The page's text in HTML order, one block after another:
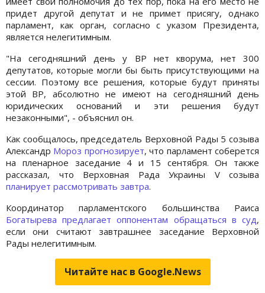
придет другой депутат и не примет присягу, однако
парламент, как орган, согласно с указом Президента,
является нелегитимным.
"На сегодняшний день у ВР нет кворума, нет 300
депутатов, которые могли бы быть присутствующими на
сессии. Поэтому все решения, которые будут приняты
этой ВР, абсолютно не имеют на сегодняшний день
юридических оснований и эти решения будут
незаконными", - объяснил он.
Как сообщалось, председатель Верховной Рады 5 созыва
Александр Мороз прогнозирует, что парламент соберется
на пленарное заседание 4 и 15 сентября. Он также
рассказал, что Верховная Рада Украины V созыва
планирует рассмотривать завтра.
Координатор парламентского большинства Раиса
Богатырeва предлагает оппонентам обращаться в суд,
если они считают завтрашнее заседание Верховной
Рады нелегитимным.
Читайте нас в Google.News